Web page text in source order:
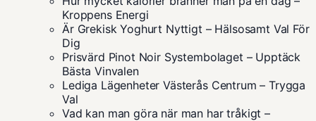
Kroppens Energi
Är Grekisk Yoghurt Nyttigt – Hälsosamt Val För
Dig
Prisvärd Pinot Noir Systembolaget – Upptäck
Bästa Vinvalen
Lediga Lägenheter Västerås Centrum – Trygga
Val
Vad kan man göra när man har tråkigt –